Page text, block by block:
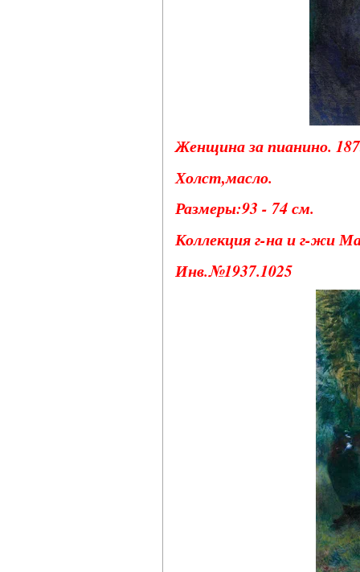
Женщина за пианино.
Холст,масло.
Размеры:93 - 74 см.
Коллекция г-на и г-жи
Инв.№1937.1025